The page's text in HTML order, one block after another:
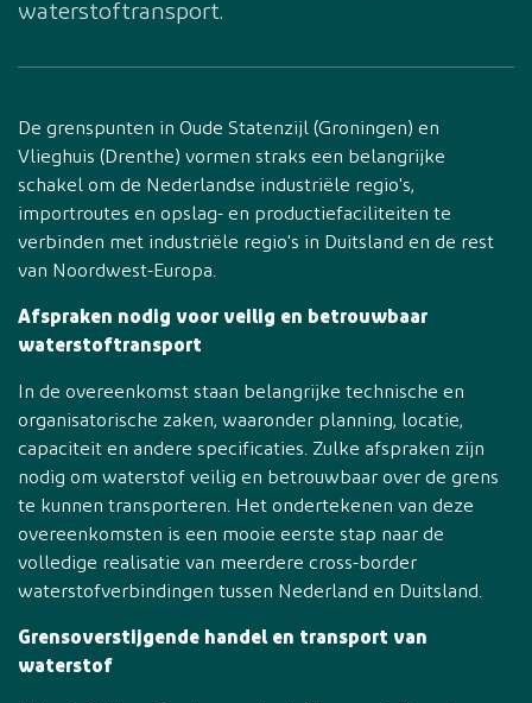
waterstoftransport.
De grenspunten in Oude Statenzijl (Groningen) en
Vlieghuis (Drenthe) vormen straks een belangrijke
schakel om de Nederlandse industriële regio's,
importroutes en opslag- en productiefaciliteiten te
verbinden met industriële regio's in Duitsland en de rest
van Noordwest-Europa.
Afspraken nodig voor veilig en betrouwbaar
waterstoftransport
In de overeenkomst staan belangrijke technische en
organisatorische zaken, waaronder planning, locatie,
capaciteit en andere specificaties. Zulke afspraken zijn
nodig om waterstof veilig en betrouwbaar over de grens
te kunnen transporteren. Het ondertekenen van deze
overeenkomsten is een mooie eerste stap naar de
volledige realisatie van meerdere cross-border
waterstofverbindingen tussen Nederland en Duitsland.
Grensoverstijgende handel en transport van
waterstof